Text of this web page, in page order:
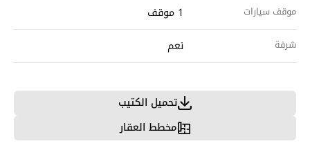
موقف سيارات 1 موقف
شرفة نعم
تحميل الكتيب
مخطط العقار